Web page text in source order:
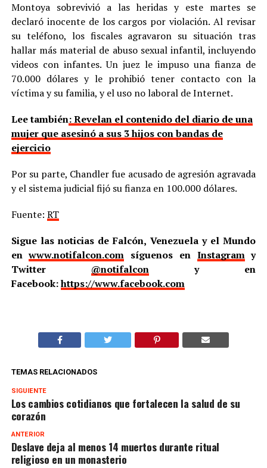
Montoya sobrevivió a las heridas y este martes se
declaró inocente de los cargos por violación. Al revisar
su teléfono, los fiscales agravaron su situación tras
hallar más material de abuso sexual infantil, incluyendo
videos con infantes. Un juez le impuso una fianza de
70.000 dólares y le prohibió tener contacto con la
víctima y su familia, y el uso no laboral de Internet.
Lee también: Revelan el contenido del diario de una
mujer que asesinó a sus 3 hijos con bandas de
ejercicio
Por su parte, Chandler fue acusado de agresión agravada
y el sistema judicial fijó su fianza en 100.000 dólares.
Fuente: RT
Sigue las noticias de Falcón, Venezuela y el Mundo
enwww.notifalcon.com síguenos en Instagramy
Twitter @notifalcony en
Facebook:https://www.facebook.com
TEMAS RELACIONADOS
SIGUIENTE
Los cambios cotidianos que fortalecen la salud de su
corazón
ANTERIOR
Deslave deja al menos 14 muertos durante ritual
religioso en un monasterio